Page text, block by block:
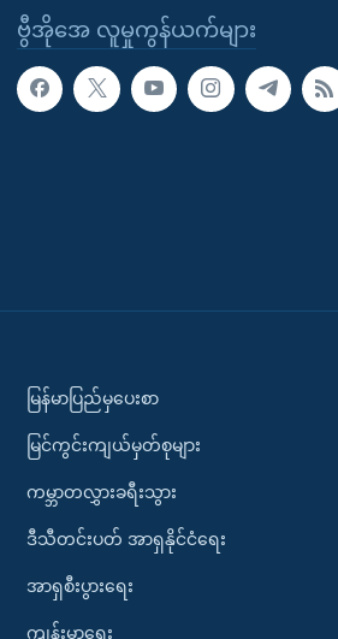
ဗွီအိုအေ လူမှုကွန်ယက်များ
မြန်မာပြည်မှပေးစာ
မြင်ကွင်းကျယ်မှတ်စုများ
ကမ္ဘာတလွှားခရီးသွား
ဒီသီတင်းပတ် အာရှနိုင်ငံရေး
အာရှစီးပွားရေး
ကျန်းမာရေး